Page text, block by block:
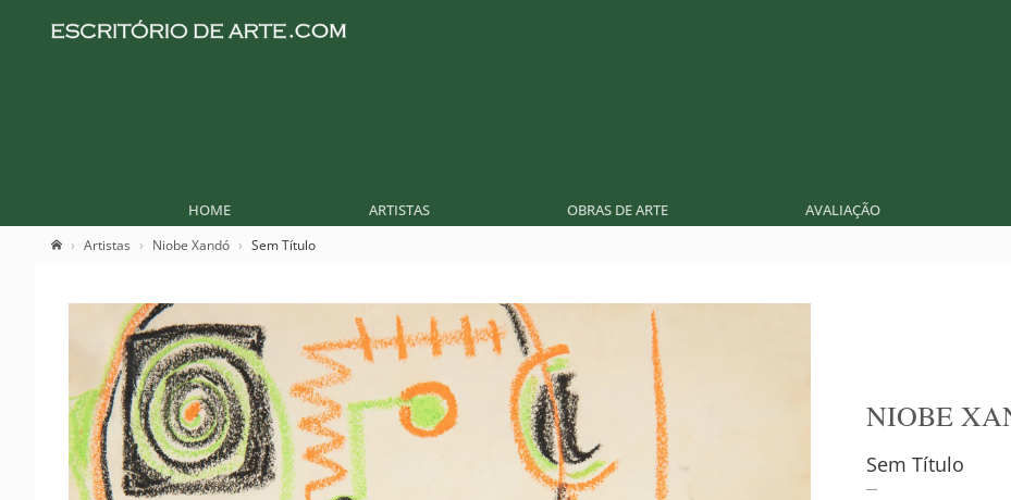
HOME ARTISTAS OBRAS DE ARTE AVALIAÇÃO
Artistas Niobe Xandó Sem Título
NIOBE
Sem Título